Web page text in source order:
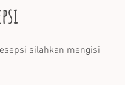
silahkan mengisi